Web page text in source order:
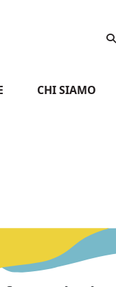
CHI SIAMO